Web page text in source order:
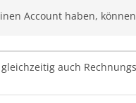
Account haben,
auch